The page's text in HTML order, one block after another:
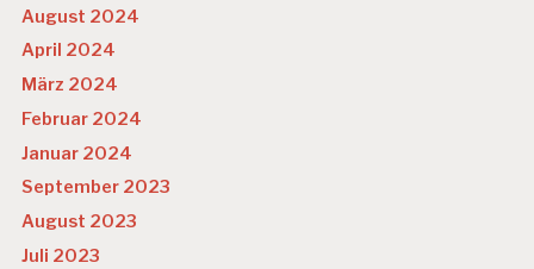
R
C
H
S
SI
H
E
August 2024
April 2024
März 2024
Februar 2024
Januar 2024
September 2023
August 2023
Juli 2023